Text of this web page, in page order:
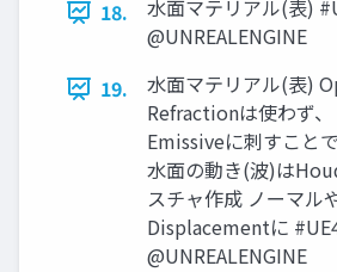
18.
水面マテリアル(表)
@UNREALENGINE
19.
水面マテリアル(表)
Refractionは使わず
Emissiveに刺すこと
水面の動き(波)は
スチャ作成 ノーマル
Displacementに
@UNREALENGINE